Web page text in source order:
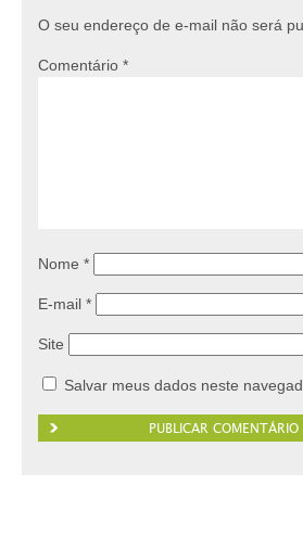
O seu endereço de e-mail não será
Comentário *
Nome *
E-mail *
Site
Salvar meus dados neste